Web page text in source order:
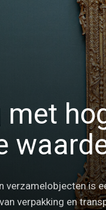
met
verzamelobjecten is
verpakking en